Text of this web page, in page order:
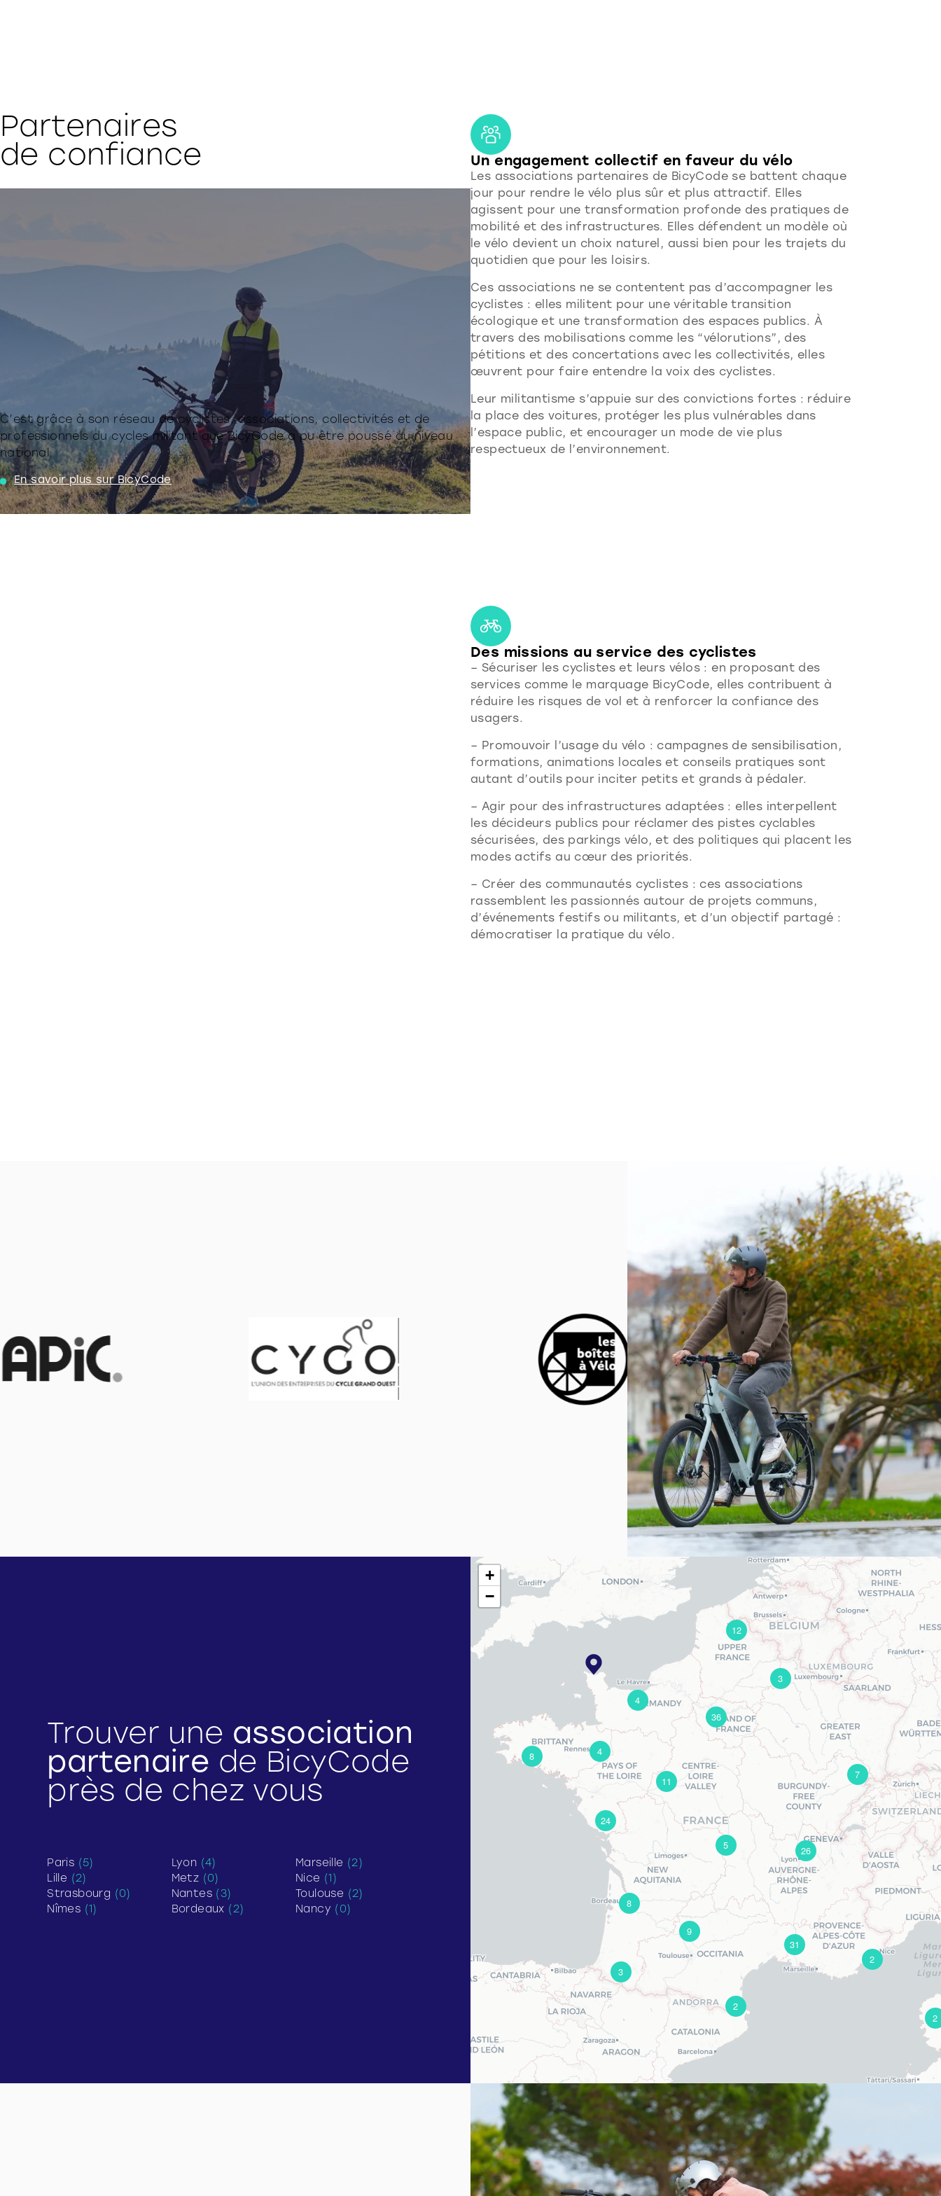
Partenaires
de confiance
C’est grâce à son réseau de cyclistes, associations, collectivités et de
professionnels du cycles militant que BicyCode a pu être poussé au niveau
national.
En savoir plus sur BicyCode
Un engagement collectif en faveur du vélo
Les associations partenaires de BicyCode se battent chaque
jour pour rendre le vélo plus sûr et plus attractif. Elles
agissent pour une transformation profonde des pratiques de
mobilité et des infrastructures. Elles défendent un modèle où
le vélo devient un choix naturel, aussi bien pour les trajets du
quotidien que pour les loisirs.
Ces associations ne se contentent pas d’accompagner les
cyclistes : elles militent pour une véritable transition
écologique et une transformation des espaces publics. À
travers des mobilisations comme les “vélorutions”, des
pétitions et des concertations avec les collectivités, elles
œuvrent pour faire entendre la voix des cyclistes.
Leur militantisme s’appuie sur des convictions fortes : réduire
la place des voitures, protéger les plus vulnérables dans
l’espace public, et encourager un mode de vie plus
respectueux de l’environnement.
Des missions au service des cyclistes
– Sécuriser les cyclistes et leurs vélos : en proposant des
services comme le marquage BicyCode, elles contribuent à
réduire les risques de vol et à renforcer la confiance des
usagers.
– Promouvoir l’usage du vélo : campagnes de sensibilisation,
formations, animations locales et conseils pratiques sont
autant d’outils pour inciter petits et grands à pédaler.
– Agir pour des infrastructures adaptées : elles interpellent
les décideurs publics pour réclamer des pistes cyclables
sécurisées, des parkings vélo, et des politiques qui placent les
modes actifs au cœur des priorités.
– Créer des communautés cyclistes : ces associations
rassemblent les passionnés autour de projets communs,
d’événements festifs ou militants, et d’un objectif partagé :
démocratiser la pratique du vélo.
Trouver une association
partenaire de BicyCode
près de chez vous
Paris (5) Lyon (4) Marseille (2)
Lille (2) Metz (0) Nice (1)
Strasbourg (0) Nantes (3) Toulouse (2)
Nîmes (1) Bordeaux (2) Nancy (0)
3
4
36
12
2
3
2
2
9
31
5
7
26
4
11
24
8
8
+
−